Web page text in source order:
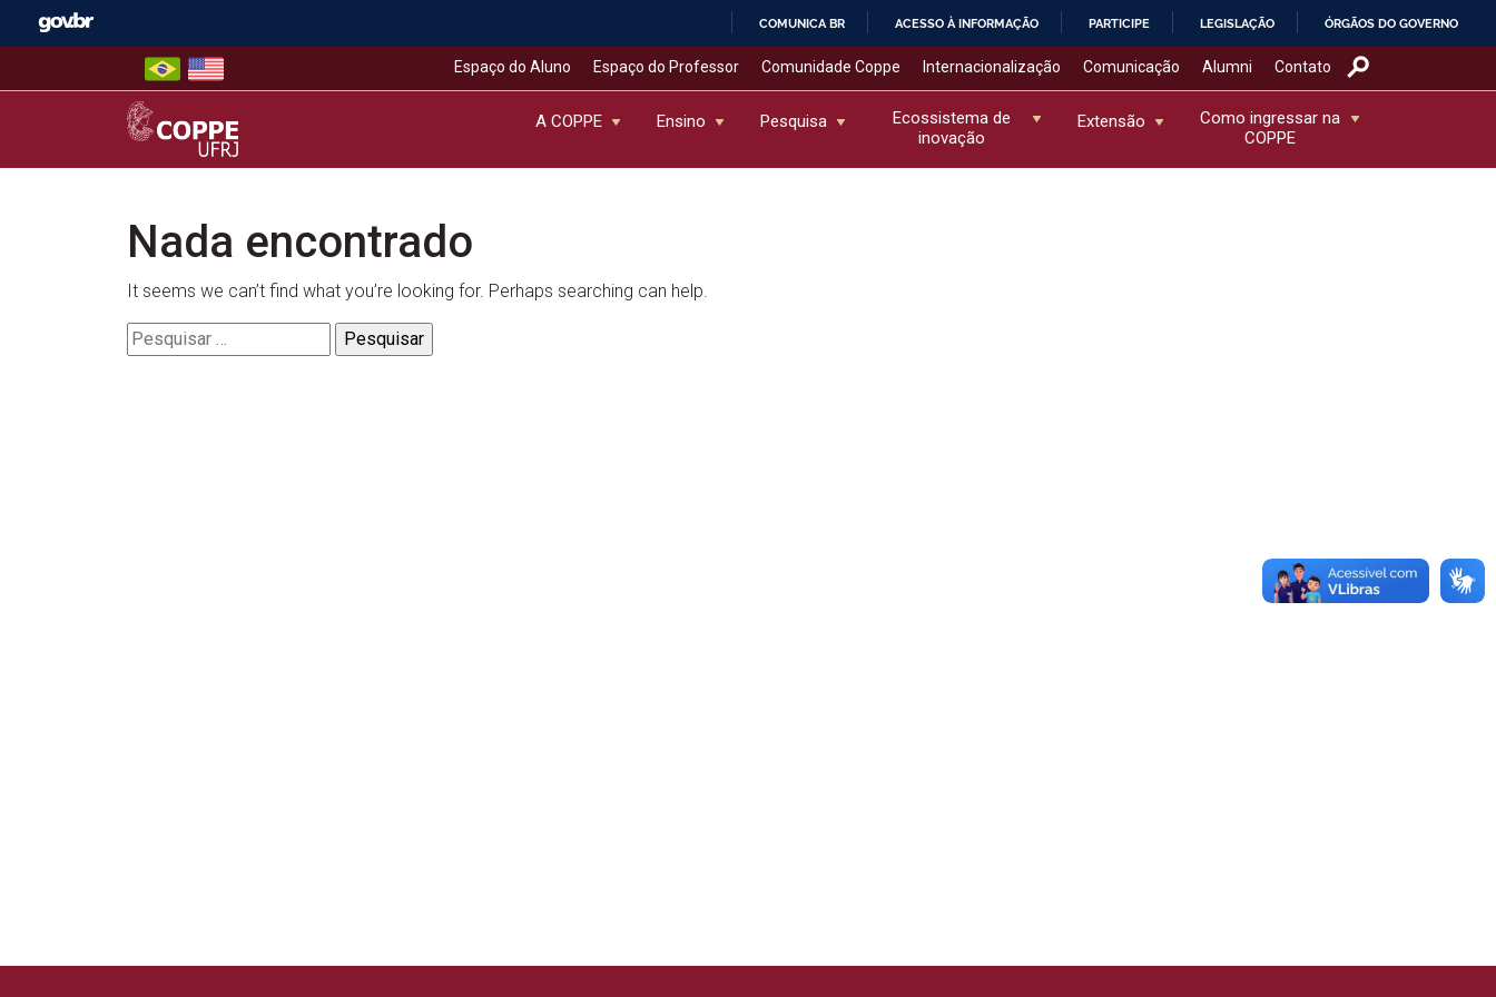
COMUNICA BR ACESSO À INFORMAÇÃO PARTICIPE LEGISLAÇÃO ÓRGÃOS DO GOVERNO
Espaço do Aluno Espaço do Professor Comunidade Coppe Internacionalização Comunicação Alumni Contato
COPPE – UFRJ
A COPPE Ensino Pesquisa
Ecossistema de
inovação
Extensão
Como ingressar na
COPPE
Nada encontrado
It seems we can’t find what you’re looking for. Perhaps searching can help.
Pesquisar
por: